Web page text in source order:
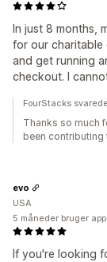
In just 8 months,
for our charitable
and get running
checkout. I
FourStacks
Thanks so much
been contributing
If you're looking
evo
USA
5 måneder bruger